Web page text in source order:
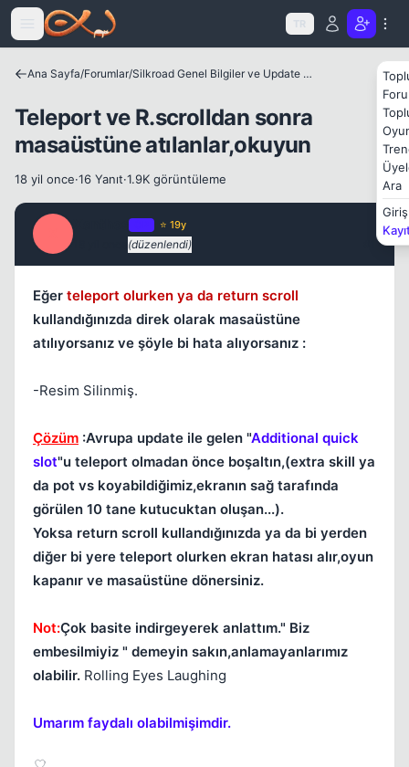
Icerige atla
TR
Ara
Giriş
Ana Sayfa/Forumlar/ Silkroad Genel Bilgiler ve Update Bilgileri
Teleport ve R.scrolldan sonra
masaüstüne atılanlar,okuyun
18 yil once·16 Yanıt·1.9K görüntüleme
⭐ 19y
(düzenlendi)
Eğer teleport olurken ya da return scroll
kullandığınızda direk olarak masaüstüne
atılıyorsanız ve şöyle bi hata alıyorsanız :
-Resim Silinmiş.
Çözüm :Avrupa update ile gelen "Additional quick
slot"u teleport olmadan önce boşaltın,(extra skill ya
da pot vs koyabildiğimiz,ekranın sağ tarafında
görülen 10 tane kutucuktan oluşan...).
Yoksa return scroll kullandığınızda ya da bi yerden
diğer bi yere teleport olurken ekran hatası alır,oyun
kapanır ve masaüstüne dönersiniz.
Not:Çok basite indirgeyerek anlattım." Biz
embesilmiyiz " demeyin sakın,anlamayanlarımız
olabilir. Rolling Eyes Laughing
Umarım faydalı olabilmişimdir.
Kapat